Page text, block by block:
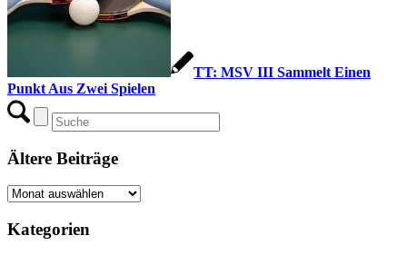
TT: MSV III Sammelt Einen
Punkt Aus Zwei Spielen
Ältere Beiträge
Ältere
Kategorien